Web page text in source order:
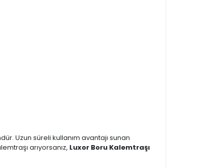
Uzun süreli kullanım avantajı sunan
arıyorsanız, Luxor Boru Kalemtraşı